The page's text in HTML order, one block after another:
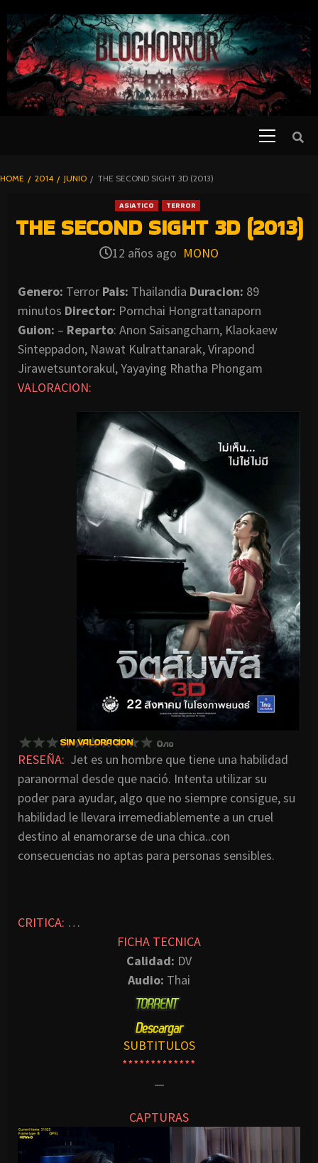
TO
CONTENT
BLOGHORROR
HOME 2014 JUNIO THE SECOND SIGHT 3D (2013)
ASIATICO TERROR
THE SECOND SIGHT 3D (2013)
12 años ago MONO
Genero: Terror Pais: Thailandia Duracion: 89
minutos Director: Pornchai Hongrattanaporn
Guion: – Reparto: Anon Saisangcharn, Klaokaew
Sinteppadon, Nawat Kulrattanarak, Virapond
Jirawetsuntorakul, Yayaying Rhatha Phongam
VALORACION:
RESEÑA: Jet es un hombre que tiene una habilidad
paranormal desde que nació. Intenta utilizar su
poder para ayudar, algo que no siempre consigue, su
habilidad le llevara irremediablemente a un cruel
destino al enamorarse de una chica..con
consecuencias no aptas para personas sensibles.
CRITICA: …
FICHA TECNICA
Calidad: DV
Audio: Thai
SUBTITULOS
*************
—
CAPTURAS